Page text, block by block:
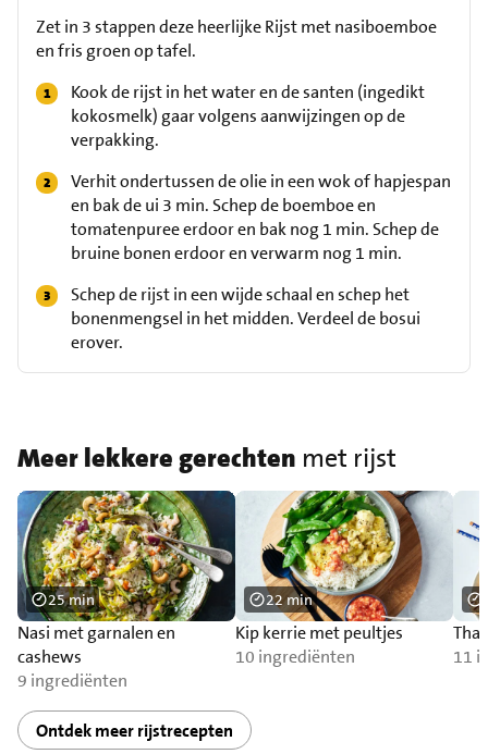
Zet in 3 stappen deze heerlijke Rijst met nasiboemboe
en fris groen op tafel.
Kook de rijst in het water en de santen (ingedikt
kokosmelk) gaar volgens aanwijzingen op de
verpakking.
Verhit ondertussen de olie in een wok of hapjespan
en bak de ui 3 min. Schep de boemboe en
tomatenpuree erdoor en bak nog 1 min. Schep de
bruine bonen erdoor en verwarm nog 1 min.
Schep de rijst in een wijde schaal en schep het
bonenmengsel in het midden. Verdeel de bosui
erover.
Meer lekkere gerechten met rijst
Nasi met garnalen en
cashews
9 ingrediënten
25 min
Kip kerrie met peultjes
10 ingrediënten
22 min
11
Ontdek meer rijstrecepten